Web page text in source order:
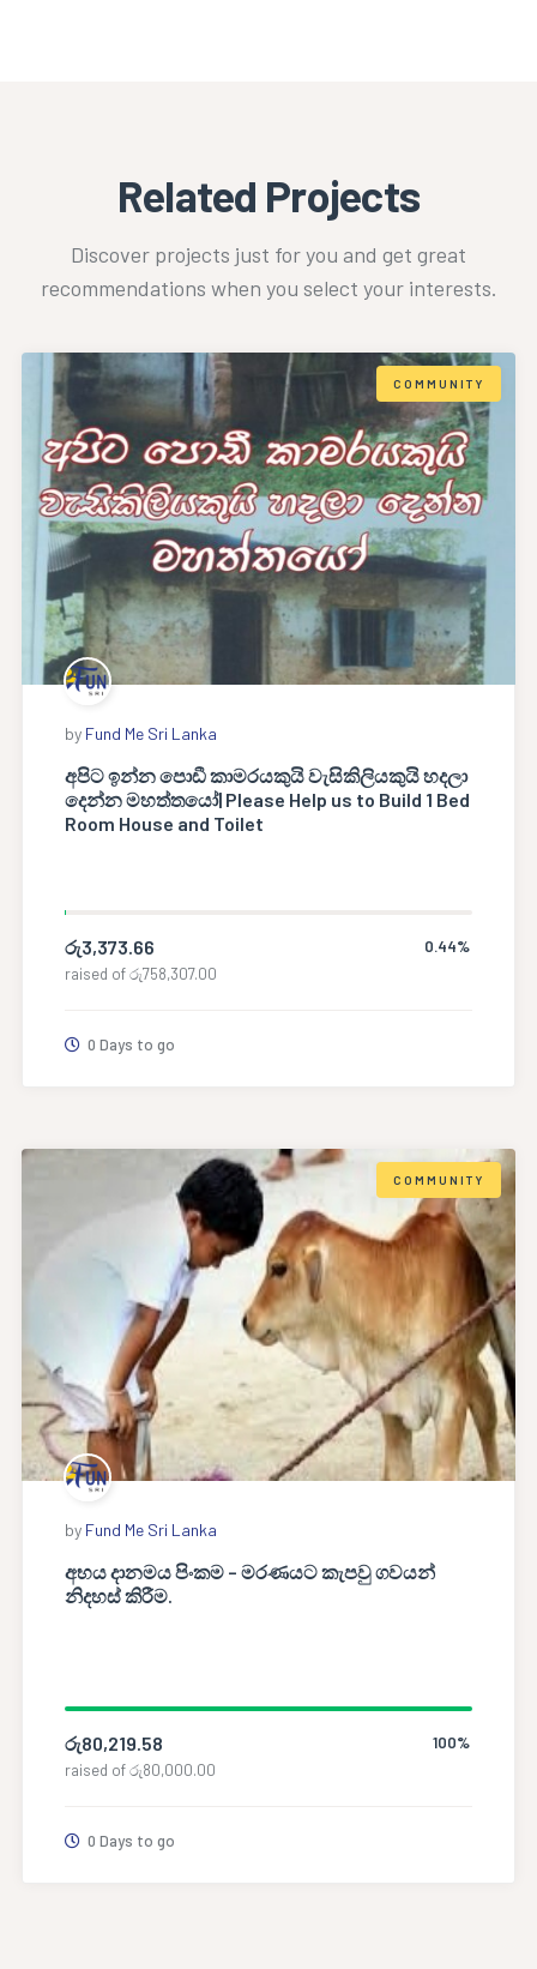
Related Projects
Discover projects just for you and get great
recommendations when you select your interests.
COMMUNITY
by Fund Me Sri Lanka
අපිට ඉන්න පොඩී කාමරයකුයි වැසිකිලියකුයි හදලා
දෙන්න මහත්තයෝ| Please Help us to Build 1 Bed
Room House and Toilet
0.44%
රු3,373.66
raised ofරු758,307.00
0 Days to go
COMMUNITY
by Fund Me Sri Lanka
අභය දානමය පිංකම – මරණයට කැපවු ගවයන්
නිදහස් කිරීම.
100%
රු80,219.58
raised ofරු80,000.00
0 Days to go